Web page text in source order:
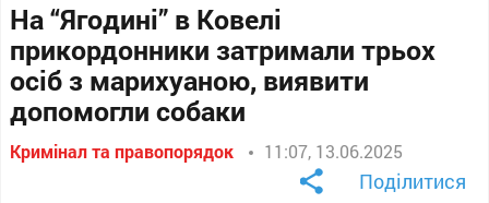
На “Ягодині” в Ковелі
прикордонники затримали трьох
осіб з марихуаною, виявити
допомогли собаки
Кримінал та правопорядок 11:07, 13.06.2025
Поділитися